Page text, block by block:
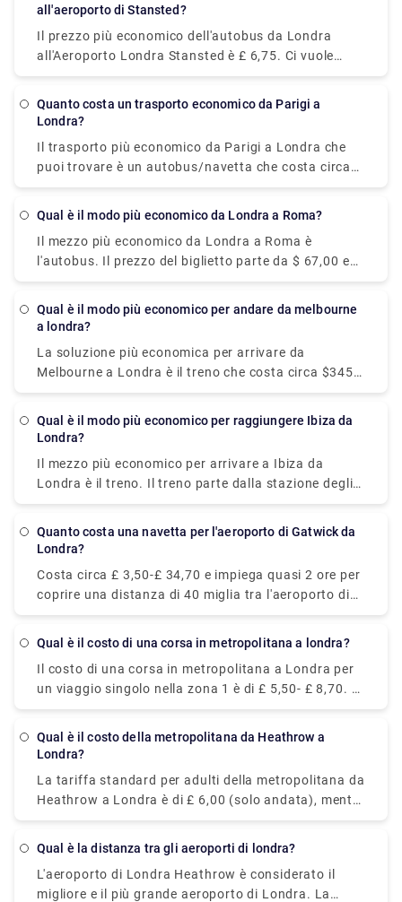
ma modeste. L'Euston Square Hotel si trova a breve
Combina abbastanza comfort con un ambiente
moderno. Il Royal Houseguards si trova vicino a
immergersi nella magnifica vista del fiume Tamigi.
all'aeroporto di Stansted?
Il prezzo più economico dell'autobus da Londra
all'Aeroporto Londra Stansted è £ 6,75. Ci vuole
circa 1 ora per coprire 31 miglia con un trasporto
trasferimento privato dal nostro sito Web (Rydeu)
Quanto costa un trasporto economico da Parigi a
Londra?
Il trasporto più economico da Parigi a Londra che
puoi trovare è un autobus/navetta che costa circa
$36-$44. Parte da Paris Gallieni Porte Bagnolet o
alla stazione degli autobus Victoria, Londra.
Qual è il modo più economico da Londra a Roma?
Il mezzo più economico da Londra a Roma è
l'autobus. Il prezzo del biglietto parte da $ 67,00 e
dura circa 1 giorno. L'autobus parte dalla stazione
degli autobus Tiburtina, Roma. Anche se prendere
a un frenetico viaggio in autobus.
Qual è il modo più economico per andare da melbourne
a londra?
La soluzione più economica per arrivare da
Melbourne a Londra è il treno che costa circa $345-
$903. In alternativa, se desideri ottenere la migliore
ottenere da Melbourne a Londra con un prezzo di
Qual è il modo più economico per raggiungere Ibiza da
Londra?
Il mezzo più economico per arrivare a Ibiza da
Londra è il treno. Il treno parte dalla stazione degli
autobus di Victoria, Londra, e arriva a Barcellona.
il traghetto serale in partenza per Ibiza al costo a
Quanto costa una navetta per l'aeroporto di Gatwick da
Londra?
Costa circa £ 3,50-£ 34,70 e impiega quasi 2 ore per
coprire una distanza di 40 miglia tra l'aeroporto di
Londra Gatwick e Londra. Tuttavia, puoi anche
online per ottenere un viaggio rilassato. Prenota dal
nostro sito web (Rydeu) per ottenere la migliore
offerta a bordo.
Qual è il costo di una corsa in metropolitana a londra?
Il costo di una corsa in metropolitana a Londra per
un viaggio singolo nella zona 1 è di £ 5,50- £ 8,70. Al
contrario, la stessa tariffa della corsa in
costerà £ 2,40. Scegli quello che ritieni sia l'offerta
Qual è il costo della metropolitana da Heathrow a
Londra?
La tariffa standard per adulti della metropolitana da
Heathrow a Londra è di £ 6,00 (solo andata), mentre
la stessa costa £ 3,30- £ 5,30 con una carta Oyster
per coprire la distanza dal Terminal 2 o 3 di
Heathrow .
Qual è la distanza tra gli aeroporti di londra?
L'aeroporto di Londra Heathrow è considerato il
migliore e il più grande aeroporto di Londra. La